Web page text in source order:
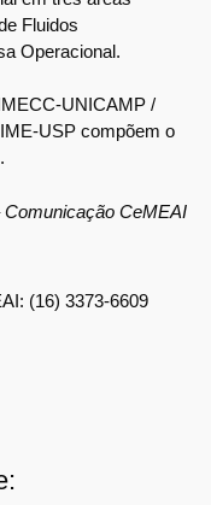
Fluidos
Operacional.
UNICAMP /
USP compõem o
Comunicação CeMEAI
(16) 3373-6609